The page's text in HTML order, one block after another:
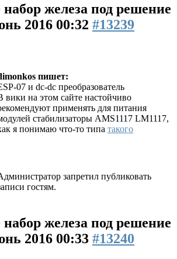
набор железа под решение
2016 00:32 #13239
пишет:
07 и dc-dc преобразователь
вики на этом сайте настойчиво
применять для питания
стабилизаторы AMS1117 LM1117,
я понимаю что-то типа такого
запретил публиковать
гостям.
набор железа под решение
2016 00:33 #13240